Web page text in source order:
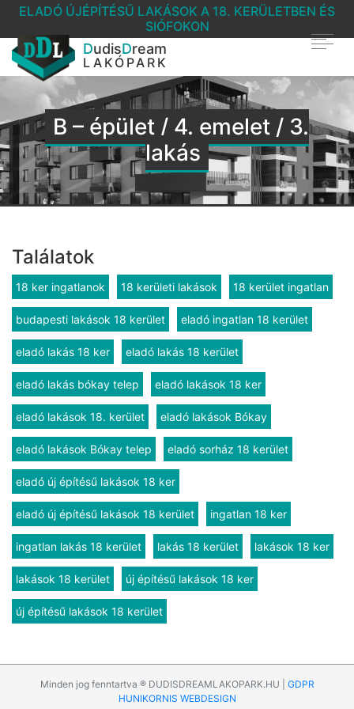
ELADÓ ÚJÉPÍTÉSŰ LAKÁSOK A 18. KERÜLETBEN ÉS
SIÓFOKON
DudisDream
LAKÓPARK
B – épület / 4. emelet / 3.
lakás
Találatok
18 ker ingatlanok 18 kerületi lakások 18 kerület ingatlan
budapesti lakások 18 kerület eladó ingatlan 18 kerület
eladó lakás 18 ker eladó lakás 18 kerület
eladó lakás bókay telep eladó lakások 18 ker
eladó lakások 18. kerület eladó lakások Bókay
eladó lakások Bókay telep eladó sorház 18 kerület
eladó új építésű lakások 18 ker
eladó új építésű lakások 18 kerület ingatlan 18 ker
ingatlan lakás 18 kerület lakás 18 kerület lakások 18 ker
lakások 18 kerület új építésű lakások 18 ker
új építésű lakások 18 kerület
Minden jog fenntartva ® DUDISDREAMLAKOPARK.HU | GDPR
HUNIKORNIS WEBDESIGN